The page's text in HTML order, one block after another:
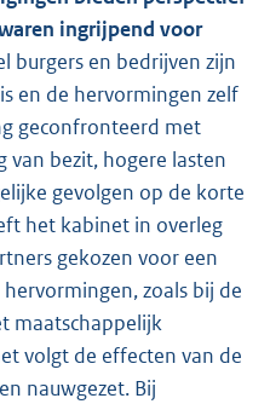
ingrijpend voor
burgers en bedrijven zijn
en de hervormingen zelf
geconfronteerd met
van bezit, hogere lasten
gevolgen op de korte
het kabinet in overleg
gekozen voor een
zoals bij de
maatschappelijk
volgt de effecten van de
nauwgezet. Bij